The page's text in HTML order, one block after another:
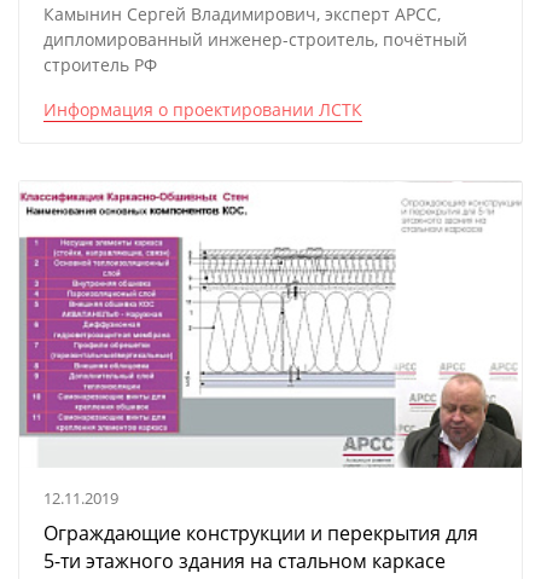
Камынин Сергей Владимирович, эксперт АРСС,
дипломированный инженер-строитель, почётный
строитель РФ
Информация о проектировании ЛСТК
12.11.2019
Ограждающие конструкции и перекрытия для
5-ти этажного здания на стальном каркасе